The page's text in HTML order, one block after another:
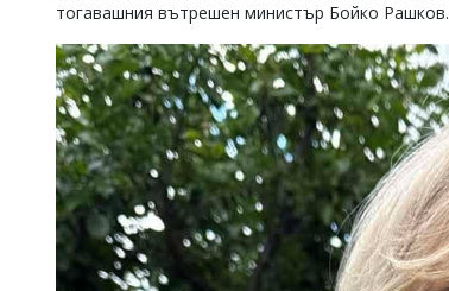
тогавашния вътрешен министър Бойко Рашков.